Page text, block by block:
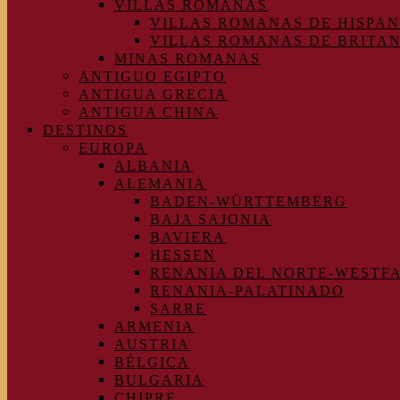
VILLAS ROMANAS
VILLAS ROMANAS DE
VILLAS ROMANAS DE
MINAS ROMANAS
ANTIGUO EGIPTO
ANTIGUA GRECIA
ANTIGUA CHINA
DESTINOS
EUROPA
ALBANIA
ALEMANIA
BADEN-WÜRTTEMBERG
BAJA SAJONIA
BAVIERA
HESSEN
RENANIA DEL NORTE-
RENANIA-PALATINADO
SARRE
ARMENIA
AUSTRIA
BÉLGICA
BULGARIA